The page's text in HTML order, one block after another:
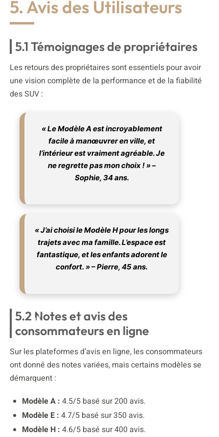
5. Avis des Utilisateurs
5.1 Témoignages de propriétaires
Les retours des propriétaires sont essentiels pour avoir
une vision complète de la performance et de la fiabilité
des SUV :
« Le Modèle A est incroyablement
facile à manœuvrer en ville, et
l’intérieur est vraiment agréable. Je
ne regrette pas mon choix ! » –
Sophie, 34 ans.
« J’ai choisi le Modèle H pour les longs
trajets avec ma famille. L’espace est
fantastique, et les enfants adorent le
confort. » – Pierre, 45 ans.
5.2 Notes et avis des
consommateurs en ligne
Sur les plateformes d’avis en ligne, les consommateurs
ont donné des notes variées, mais certains modèles se
démarquent :
Modèle A : 4.5/5 basé sur 200 avis.
Modèle E : 4.7/5 basé sur 350 avis.
Modèle H : 4.6/5 basé sur 400 avis.